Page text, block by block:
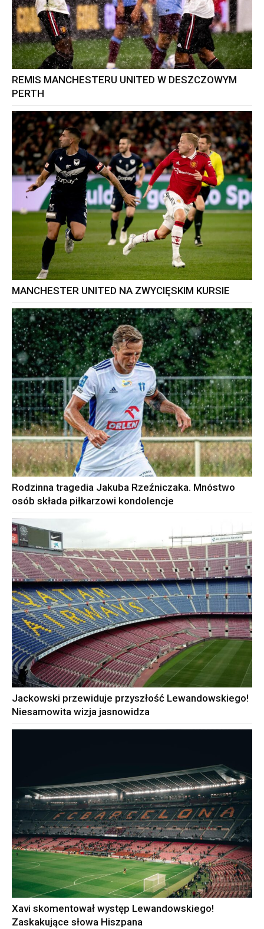
REMIS MANCHESTERU UNITED W DESZCZOWYM
PERTH
MANCHESTER UNITED NA ZWYCIĘSKIM KURSIE
Rodzinna tragedia Jakuba Rzeźniczaka. Mnóstwo
osób składa piłkarzowi kondolencje
Jackowski przewiduje przyszłość Lewandowskiego!
Niesamowita wizja jasnowidza
Xavi skomentował występ Lewandowskiego!
Zaskakujące słowa Hiszpana